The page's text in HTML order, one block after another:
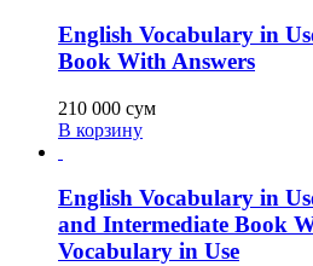
English Vocabulary in
Book With Answers
210 000 сум
В корзину
English Vocabulary in
and Intermediate Book
Vocabulary in Use